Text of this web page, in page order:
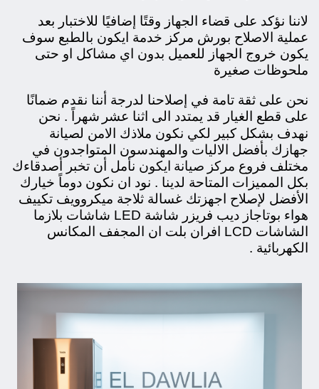
لاننا نؤكد على قضاء الجهاز وقتًا إضافيًا للاختبار بعد
عملية الاصلاح بورش مركز خدمة ايكون بالطبع سوف
يكون خروج الجهاز للعميل بدون اي مشاكل او حتى
ملحوظات صغيرة
نحن على ثقة تامة في إصلاحنا لدرجة أننا نقدم ضمانًا
على قطع الغيار قد يمتدد الى اثنا عشر شهراً . نحن
نهدف بشكل كبير لكي نكون ملاذك الامن لصيانة
جهازك بأفضل الاليات والمهندسون المتواجدون في
مختلف فروع مركز صيانة ايكون نأمل أن تخبر أصدقاءك
بكل المميزات المتاحة لدينا . نود ان نكون دوماً خيارك
الأفضل لإصلاح اجهزتك غسالة ثلاجة ميكروويف تكييف
هواء بوتاجاز ديب فريزر شاشة LED شاشات بلازما
الشاشات LCD افران بلت ان المجفف المكانس
الكهربائية .